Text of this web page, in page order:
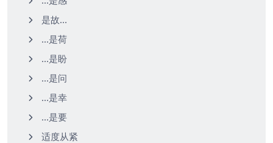
是故…
…是荷
…是盼
…是问
…是幸
…是要
适度从紧